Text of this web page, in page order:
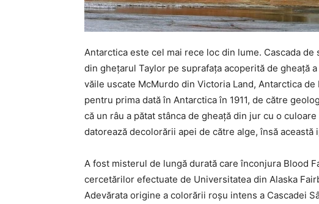
Antarctica este cel mai rece loc din lume. Cascada
din ghețarul Taylor pe suprafața acoperită de gheață
văile uscate McMurdo din Victoria Land, Antarctica
pentru prima dată în Antarctica în 1911, de către
că un râu a pătat stânca de gheață din jur cu o
datorează decolorării apei de către alge, însă
A fost misterul de lungă durată care înconjura Blood
cercetărilor efectuate de Universitatea din Alaska
Adevărata origine a colorării roșu intens a Cascadei